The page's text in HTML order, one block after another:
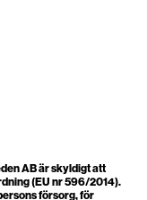
AB är skyldigt att
(EU nr 596/2014).
försorg, för